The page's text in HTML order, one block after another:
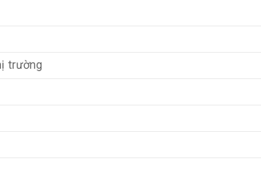
trường